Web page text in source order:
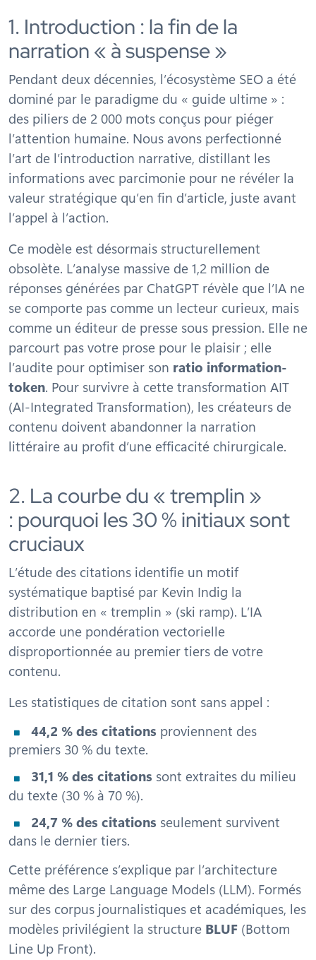
1. Introduction : la fin de la
narration « à suspense »
Pendant deux décennies, l’écosystème SEO a été
dominé par le paradigme du « guide ultime » :
des piliers de 2 000 mots conçus pour piéger
l’attention humaine. Nous avons perfectionné
l’art de l’introduction narrative, distillant les
informations avec parcimonie pour ne révéler la
valeur stratégique qu’en fin d’article, juste avant
l’appel à l’action.
Ce modèle est désormais structurellement
obsolète. L’analyse massive de 1,2 million de
réponses générées par ChatGPT révèle que l’IA ne
se comporte pas comme un lecteur curieux, mais
comme un éditeur de presse sous pression. Elle ne
parcourt pas votre prose pour le plaisir ; elle
l’audite pour optimiser son ratio information-
token. Pour survivre à cette transformation AIT
(AI-Integrated Transformation), les créateurs de
contenu doivent abandonner la narration
littéraire au profit d’une efficacité chirurgicale.
2. La courbe du « tremplin »
: pourquoi les 30 % initiaux sont
cruciaux
L’étude des citations identifie un motif
systématique baptisé par Kevin Indig la
distribution en « tremplin » (ski ramp). L’IA
accorde une pondération vectorielle
disproportionnée au premier tiers de votre
contenu.
Les statistiques de citation sont sans appel :
44,2 % des citations proviennent des
premiers 30 % du texte.
31,1 % des citations sont extraites du milieu
du texte (30 % à 70 %).
24,7 % des citations seulement survivent
dans le dernier tiers.
Cette préférence s’explique par l’architecture
même des Large Language Models (LLM). Formés
sur des corpus journalistiques et académiques, les
modèles privilégient la structure BLUF (Bottom
Line Up Front).